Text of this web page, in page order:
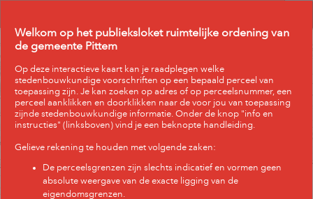
All Search
+
–
Welkom op het publieksloket ruimtelijke ordening van
de gemeente Pittem
Op deze interactieve kaart kan je raadplegen welke
stedenbouwkundige voorschriften op een bepaald perceel van
toepassing zijn. Je kan zoeken op adres of op perceelsnummer, een
perceel aanklikken en doorklikken naar de voor jou van toepassing
zijnde stedenbouwkundige informatie. Onder de knop "info en
instructies" (linksboven) vind je een beknopte handleiding.
Gelieve rekening te houden met volgende zaken:
De perceelsgrenzen zijn slechts indicatief en vormen geen
absolute weergave van de exacte ligging van de
eigendomsgrenzen.